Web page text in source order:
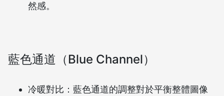
然感。
藍色通道（Blue Channel）
冷暖對比：藍色通道的調整對於平衡整體圖像